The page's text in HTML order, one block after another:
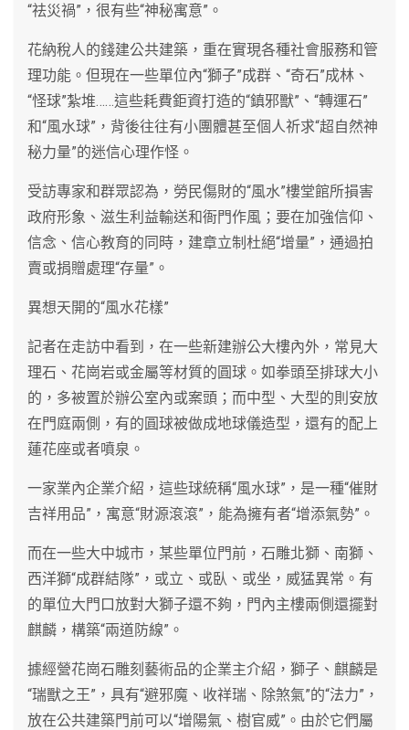
“祛災禍”，很有些“神秘寓意”。
花納稅人的錢建公共建築，重在實現各種社會服務和管
理功能。但現在一些單位內“獅子”成群、“奇石”成林、
“怪球”紮堆……這些耗費鉅資打造的“鎮邪獸”、“轉運石”
和“風水球”，背後往往有小團體甚至個人祈求“超自然神
秘力量”的迷信心理作怪。
受訪專家和群眾認為，勞民傷財的“風水”樓堂館所損害
政府形象、滋生利益輸送和衙門作風；要在加強信仰、
信念、信心教育的同時，建章立制杜絕“增量”，通過拍
賣或捐贈處理“存量”。
異想天開的“風水花樣”
記者在走訪中看到，在一些新建辦公大樓內外，常見大
理石、花崗岩或金屬等材質的圓球。如拳頭至排球大小
的，多被置於辦公室內或案頭；而中型、大型的則安放
在門庭兩側，有的圓球被做成地球儀造型，還有的配上
蓮花座或者噴泉。
一家業內企業介紹，這些球統稱“風水球”，是一種“催財
吉祥用品”，寓意“財源滾滾”，能為擁有者“增添氣勢”。
而在一些大中城市，某些單位門前，石雕北獅、南獅、
西洋獅“成群結隊”，或立、或臥、或坐，威猛異常。有
的單位大門口放對大獅子還不夠，門內主樓兩側還擺對
麒麟，構築“兩道防線”。
據經營花崗石雕刻藝術品的企業主介紹，獅子、麒麟是
“瑞獸之王”，具有“避邪魔、收祥瑞、除煞氣”的“法力”，
放在公共建築門前可以“增陽氣、樹官威”。由於它們屬